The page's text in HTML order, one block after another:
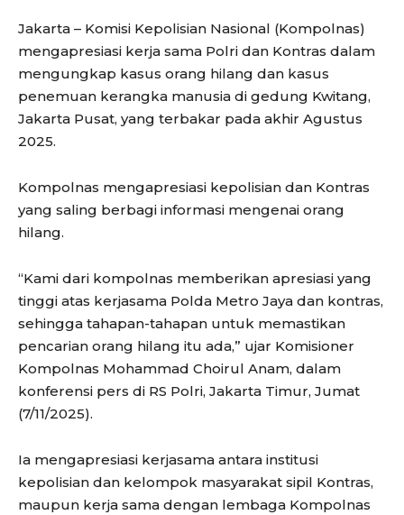
Jakarta – Komisi Kepolisian Nasional (Kompolnas)
mengapresiasi kerja sama Polri dan Kontras dalam
mengungkap kasus orang hilang dan kasus
penemuan kerangka manusia di gedung Kwitang,
Jakarta Pusat, yang terbakar pada akhir Agustus
2025.
Kompolnas mengapresiasi kepolisian dan Kontras
yang saling berbagi informasi mengenai orang
hilang.
“Kami dari kompolnas memberikan apresiasi yang
tinggi atas kerjasama Polda Metro Jaya dan kontras,
sehingga tahapan-tahapan untuk memastikan
pencarian orang hilang itu ada,” ujar Komisioner
Kompolnas Mohammad Choirul Anam, dalam
konferensi pers di RS Polri, Jakarta Timur, Jumat
(7/11/2025).
Ia mengapresiasi kerjasama antara institusi
kepolisian dan kelompok masyarakat sipil Kontras,
maupun kerja sama dengan lembaga Kompolnas